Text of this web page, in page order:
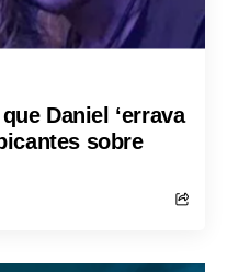
Daniel ‘errava
sobre